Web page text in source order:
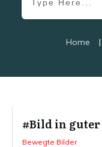
Home |
#Bild in guter
Bewegte Bilder